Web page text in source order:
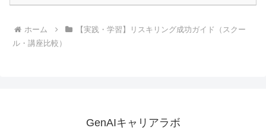
ホーム
【実践・学習】リスキリング成功ガイド（スクー
ル・講座比較）
GenAIキャリアラボ